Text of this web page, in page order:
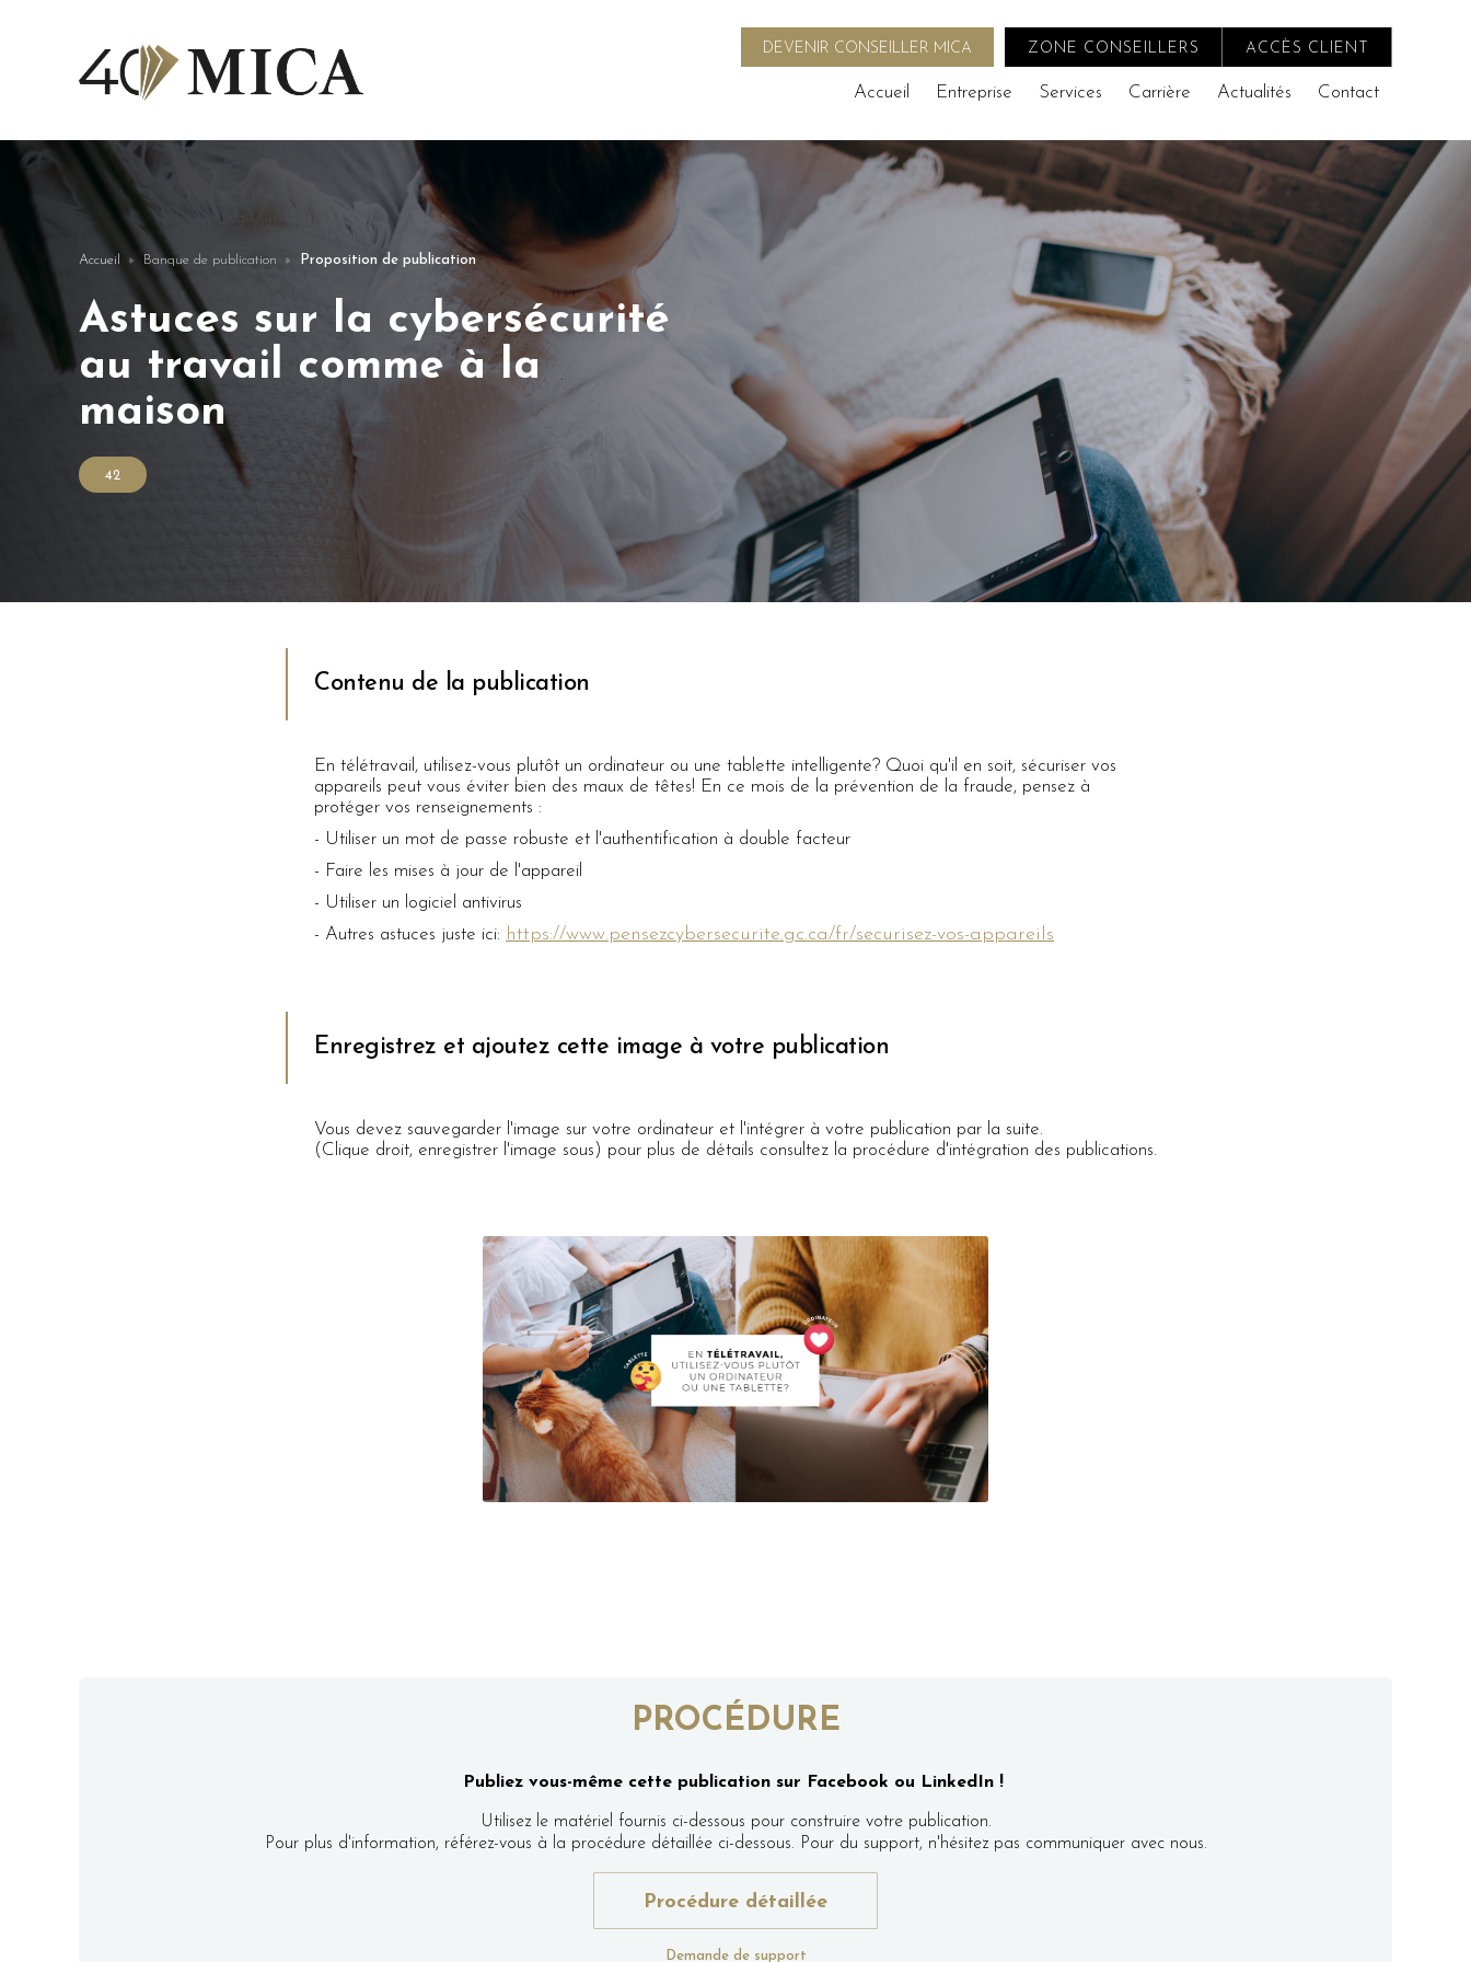
DEVENIR CONSEILLER MICA ZONE CONSEILLERS ACCÈS CLIENT
Accueil Entreprise Services Carrière Actualités Contact
Accueil Banque de publication Proposition de publication
Astuces sur la cybersécurité
au travail comme à la
maison
42
Contenu de la publication
En télétravail, utilisez-vous plutôt un ordinateur ou une tablette intelligente? Quoi qu'il en soit, sécuriser vos
appareils peut vous éviter bien des maux de têtes! En ce mois de la prévention de la fraude, pensez à
protéger vos renseignements :
- Utiliser un mot de passe robuste et l'authentification à double facteur
- Faire les mises à jour de l'appareil
- Utiliser un logiciel antivirus
- Autres astuces juste ici: https://www.pensezcybersecurite.gc.ca/fr/securisez-vos-appareils
Enregistrez et ajoutez cette image à votre publication
Vous devez sauvegarder l'image sur votre ordinateur et l'intégrer à votre publication par la suite.
(Clique droit, enregistrer l'image sous) pour plus de détails consultez la procédure d'intégration des publications.
PROCÉDURE
Publiez vous-même cette publication sur Facebook ou LinkedIn !
Utilisez le matériel fournis ci-dessous pour construire votre publication.
Pour plus d'information, référez-vous à la procédure détaillée ci-dessous. Pour du support, n'hésitez pas communiquer avec nous.
Procédure détaillée
Demande de support